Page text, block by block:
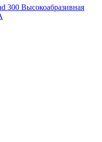
300 Высокоабразивная